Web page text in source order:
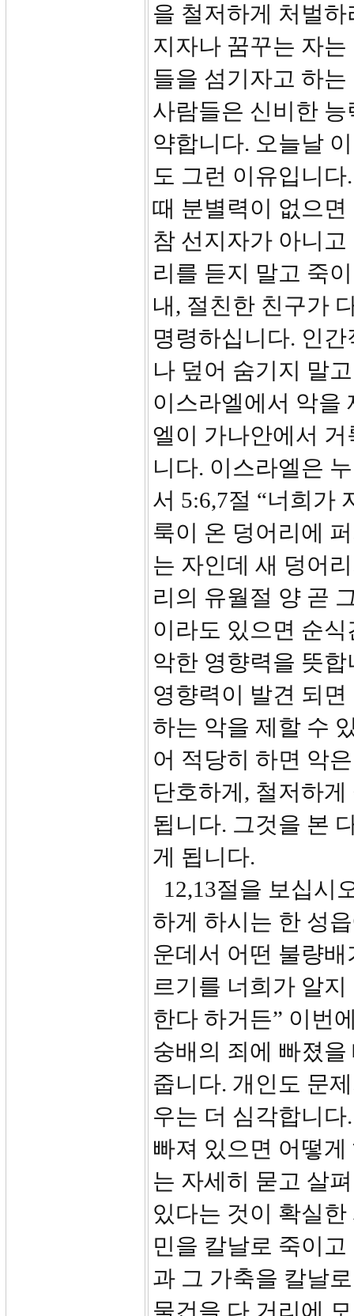
을 철저하게 처벌
지자나 꿈꾸는 자
들을 섬기자고 하
사람들은 신비한
약합니다. 오늘날
도 그런 이유입니
때 분별력이 없으
참 선지자가 아니
리를 듣지 말고 죽
내, 절친한 친구가
명령하십니다. 인
나 덮어 숨기지 말
이스라엘에서 악을
엘이 가나안에서
니다. 이스라엘은
서 5:6,7절 “너희가
룩이 온 덩어리에
는 자인데 새 덩어
리의 유월절 양 곧
이라도 있으면 순
악한 영향력을 뜻
영향력이 발견 되
하는 악을 제할 수
어 적당히 하면 악
단호하게, 철저하
됩니다. 그것을 본
게 됩니다.
12,13절을 보십시
하게 하시는 한 성
운데서 어떤 불량
르기를 너희가 알
한다 하거든” 이번
숭배의 죄에 빠졌
줍니다. 개인도 문
우는 더 심각합니
빠져 있으면 어떻게
는 자세히 묻고 살
있다는 것이 확실
민을 칼날로 죽이
과 그 가축을 칼날
물건을 다 거리에